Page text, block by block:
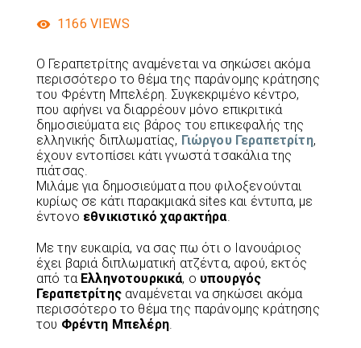
1166 VIEWS
Ο Γεραπετρίτης αναµένεται να σηκώσει ακόµα
περισσότερο το θέµα της παράνοµης κράτησης
του Φρέντη Μπελέρη. Συγκεκριμένο κέντρο,
που αφήνει να διαρρέουν µόνο επικριτικά
δηµοσιεύµατα εις βάρος του επικεφαλής της
ελληνικής διπλωµατίας, Γιώργου Γεραπετρίτη,
έχουν εντοπίσει κάτι γνωστά τσακάλια της
πιάτσας.
Μιλάµε για δηµοσιεύµατα που φιλοξενούνται
κυρίως σε κάτι παρακµιακά sites και έντυπα, µε
έντονο εθνικιστικό χαρακτήρα
Με την ευκαιρία, να σας πω ότι ο Ιανουάριος
έχει βαριά διπλωµατική ατζέντα, αφού, εκτός
από τα Ελληνοτουρκικά, ο υπουργός
Γεραπετρίτηςαναµένεται να σηκώσει ακόµα
περισσότερο το θέµα της παράνοµης κράτησης
του Φρέντη Μπελέρη.